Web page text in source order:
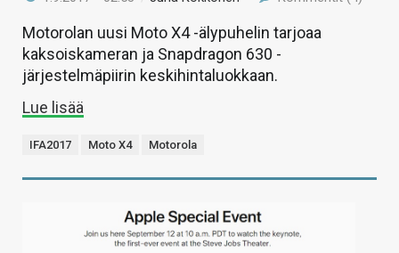
Motorolan uusi Moto X4 -älypuhelin tarjoaa
kaksoiskameran ja Snapdragon 630 -
järjestelmäpiirin keskihintaluokkaan.
Lue lisää
IFA2017 Moto X4 Motorola